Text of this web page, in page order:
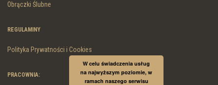
Obrączki Ślubne
REGULAMINY
Polityka Prywatności i Cookies
PRACOWNIA:
W celu świadczenia usług
na najwyższym poziomie, w
ramach naszego serwisu